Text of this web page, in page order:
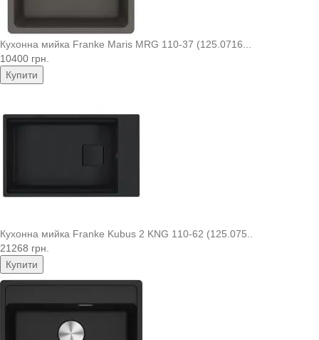
Кухонна мийка Franke Maris MRG 110-37 (125.0716...
10400 грн.
Купити
Кухонна мийка Franke Kubus 2 KNG 110-62 (125.075..
21268 грн.
Купити